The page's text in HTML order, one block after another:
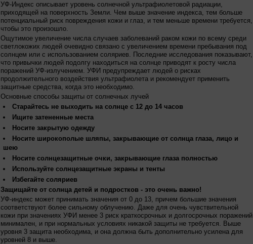
УФ-Индекс описывает уровень солнечной ультрафиолетовой радиации,
приходящей на поверхность Земли. Чем выше значение индекса, тем больше
потенциальный риск повреждения кожи и глаз, и тем меньше времени требуется,
чтобы это произошло.
Ощутимое увеличение числа случаев заболеваний раком кожи по всему среди
светлокожих людей очевидно связано с увеличением времени пребывания под
солнцем или с использованием соляриев. Последние исследования показывают,
что привычки людей подолгу находиться на солнце приводят к росту числа
поражений УФ-излучением. УФИ предупреждает людей о рисках
продолжительного воздействия ультрафиолета и рекомендует применить
защитные средства, когда это необходимо.
Основные способы защиты от солнечных лучей
Старайтесь не выходить на солнце с 12 до 14 часов
Ищите затененные места
Носите закрытую одежду
Носите широкополые шляпы, закрывающие от солнца глаза, лицо и
шею
Носите солнцезащитные очки, закрывающие глаза полностью
Используйте солнцезащитные экраны и тенты
Избегайте соляриев
Защищайте от солнца детей и подростков - это очень важно!
УФ-индекс может принимать значения от 0 до 13, причем большие значения
соответствуют более сильному облучению. Даже для очень чувствительной
кожи при значениях УФИ менее 3 риск краткосрочных и долгосрочных поражений
минимален, и при нормальных условиях никакой защиты не требуется. Выше
уровня 3 защита необходима, и она должна быть дополнительно усилена для
уровней 8 и выше.